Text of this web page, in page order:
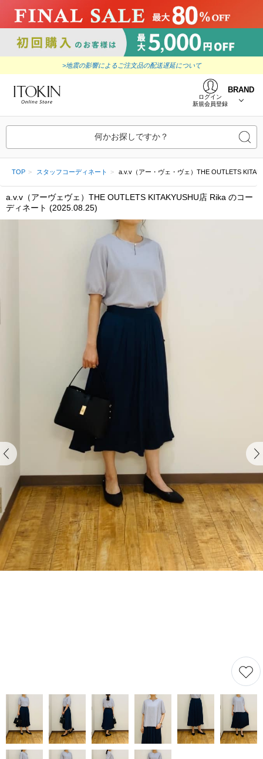
>地震の影響によるご注文品の配送遅延について
ログイン
新規会員登録
BRAND
何かお探しですか？
TOP スタッフコーディネート a.v.v（アー・ヴェ・ヴェ）THE OUTLETS
a.v.v（アーヴェヴェ）THE OUTLETS KITAKYUSHU店 Rika のコー
ディネート (2025.08.25)